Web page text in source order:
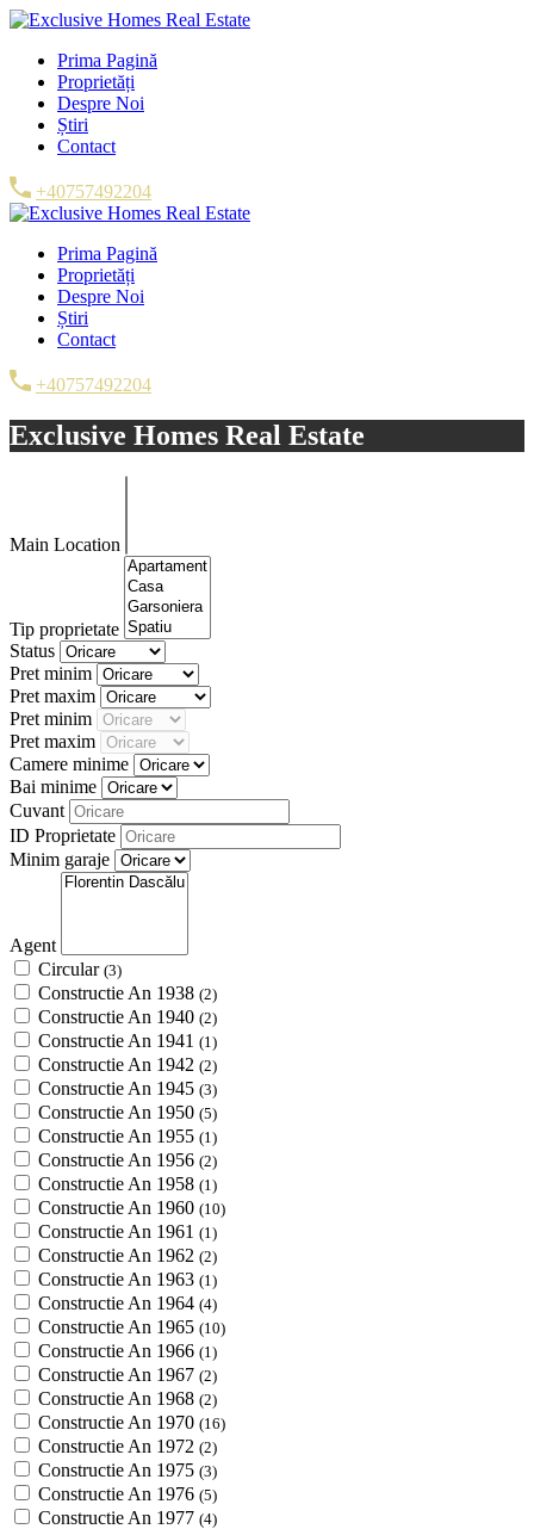
Prima Pagină
Proprietăți
Despre Noi
Știri
Contact
+40757492204
Prima Pagină
Proprietăți
Despre Noi
Știri
Contact
+40757492204
Exclusive Homes Real Estate
Main Location
Tip proprietate
Status
Pret minim
Pret maxim
Pret minim
Pret maxim
Camere minime
Bai minime
Cuvant
ID Proprietate
Minim garaje
Agent
Circular (3)
Constructie An 1938 (2)
Constructie An 1940 (2)
Constructie An 1941 (1)
Constructie An 1942 (2)
Constructie An 1945 (3)
Constructie An 1950 (5)
Constructie An 1955 (1)
Constructie An 1956 (2)
Constructie An 1958 (1)
Constructie An 1960 (10)
Constructie An 1961 (1)
Constructie An 1962 (2)
Constructie An 1963 (1)
Constructie An 1964 (4)
Constructie An 1965 (10)
Constructie An 1966 (1)
Constructie An 1967 (2)
Constructie An 1968 (2)
Constructie An 1970 (16)
Constructie An 1972 (2)
Constructie An 1975 (3)
Constructie An 1976 (5)
Constructie An 1977 (4)